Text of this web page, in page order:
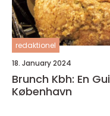
redaktionel
18. January 2024
Brunch Kbh: En
København